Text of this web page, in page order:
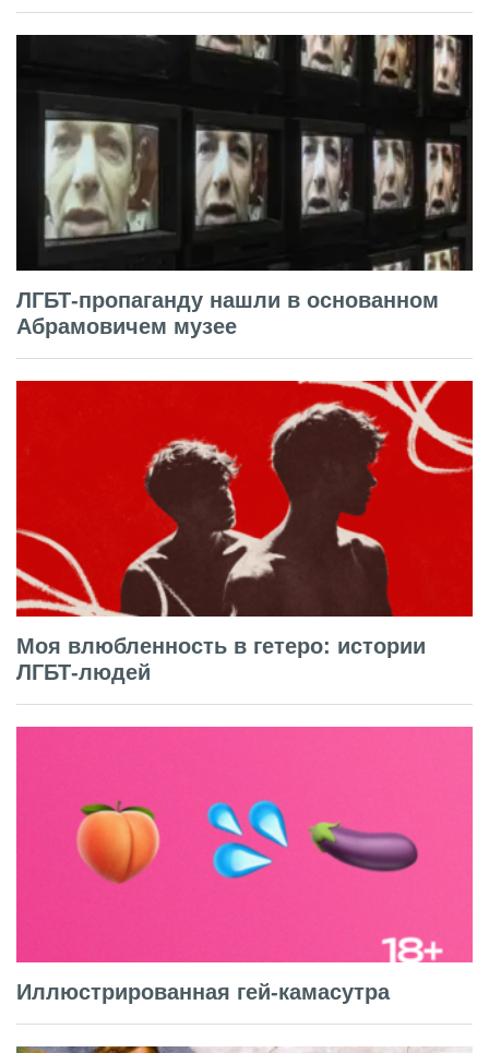
ЛГБТ-пропаганду нашли в основанном
Абрамовичем музее
Моя влюбленность в гетеро: истории
ЛГБТ-людей
Иллюстрированная гей-камасутра